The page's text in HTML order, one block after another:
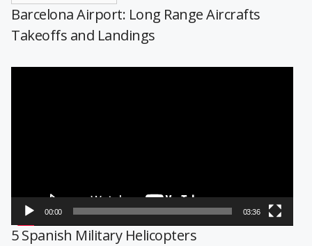
Barcelona Airport: Long Range Aircrafts
Takeoffs and Landings
00:00 03:36
5 Spanish Military Helicopters